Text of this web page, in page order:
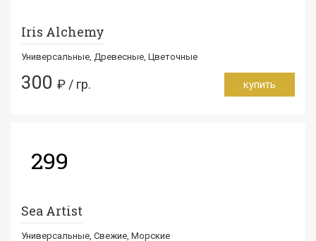
Iris Alchemy
Универсальные, Древесные, Цветочные
300 ₽ / гр. купить
299
Sea Artist
Универсальные, Свежие, Морские